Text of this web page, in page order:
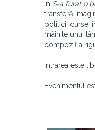
În S-a furat o
transferă
politicii cursei
mâinile unui
compoziția
Intrarea este
Evenimentul